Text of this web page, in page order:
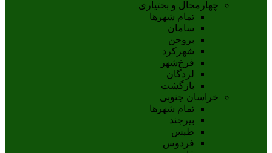
چهارمحال و بختیاری
تمام شهر‌ها
سامان
بروجن
شهرکرد
فرخ‌شهر
لردگان
بازگشت
خراسان جنوبی
تمام شهر‌ها
بيرجند
طبس
فردوس